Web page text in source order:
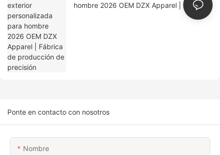
hombre 2026 OEM DZX Apparel | Fábrica
Ponte en contacto con nosotros
Nombre